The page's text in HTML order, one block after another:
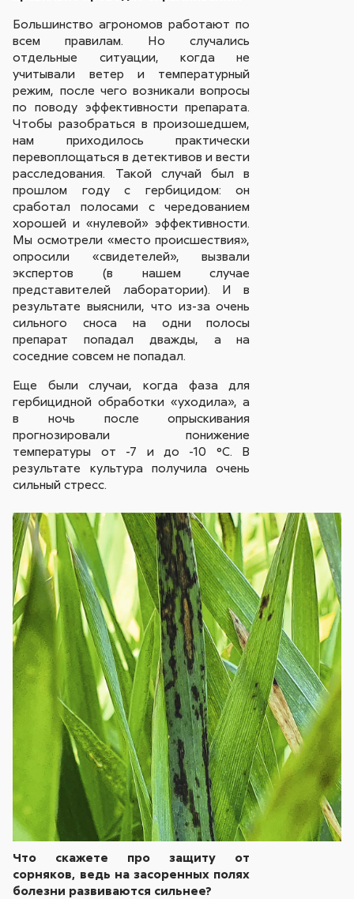
Большинство агрономов работают по
всем правилам. Но случались
отдельные ситуации, когда не
учитывали ветер и температурный
режим, после чего возникали вопросы
по поводу эффективности препарата.
Чтобы разобраться в произошедшем,
нам приходилось практически
перевоплощаться в детективов и вести
расследования. Такой случай был в
прошлом году с гербицидом: он
сработал полосами с чередованием
хорошей и «нулевой» эффективности.
Мы осмотрели «место происшествия»,
опросили «свидетелей», вызвали
экспертов (в нашем случае
представителей лаборатории). И в
результате выяснили, что из-за очень
сильного сноса на одни полосы
препарат попадал дважды, а на
соседние совсем не попадал.
Еще были случаи, когда фаза для
гербицидной обработки «уходила», а
в ночь после опрыскивания
прогнозировали понижение
температуры от -7 и до -10 °С. В
результате культура получила очень
сильный стресс.
Что скажете про защиту от
сорняков, ведь на засоренных полях
болезни развиваются сильнее?